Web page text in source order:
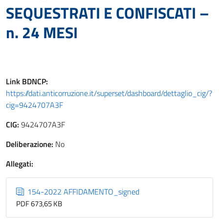
SEQUESTRATI E CONFISCATI –
n. 24 MESI
Link BDNCP:
https://dati.anticorruzione.it/superset/dashboard/dettaglio_cig/?
cig=9424707A3F
CIG: 9424707A3F
Deliberazione: No
Allegati:
154-2022 AFFIDAMENTO_signed
PDF 673,65 KB